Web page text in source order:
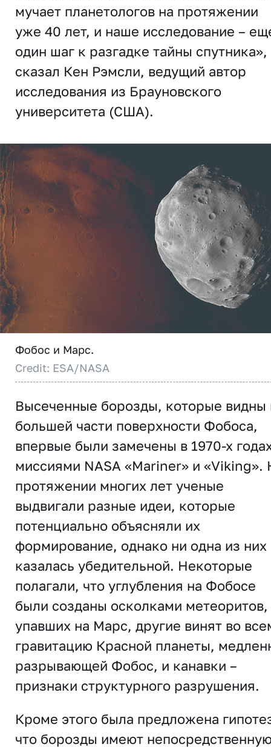
мучает планетологов на протяжении
уже 40 лет, и наше исследование –
один шаг к разгадке тайны спутника»,
сказал Кен Рэмсли, ведущий автор
исследования из Брауновского
университета (США).
Фобос и Марс.
Credit: ESA/NASA
Высеченные борозды, которые видны
большей части поверхности Фобоса,
впервые были замечены в 1970-х
миссиями NASA «Mariner» и «Viking».
протяжении многих лет ученые
выдвигали разные идеи, которые
потенциально объясняли их
формирование, однако ни одна из них
казалась убедительной. Некоторые
полагали, что углубления на Фобосе
были созданы осколками метеоритов,
упавших на Марс, другие винят во
гравитацию Красной планеты,
разрывающей Фобос, и канавки –
признаки структурного разрушения.
Кроме этого была предложена
что борозды имеют